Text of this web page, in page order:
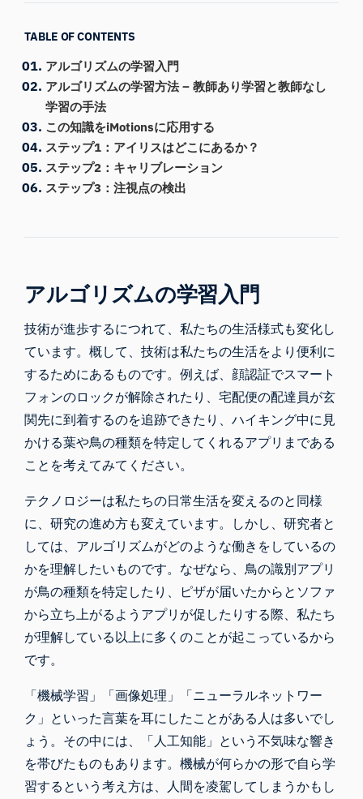
TABLE OF CONTENTS
アルゴリズムの学習入門
アルゴリズムの学習方法 – 教師あり学習と教師なし
学習の手法
この知識をiMotionsに応用する
ステップ1：アイリスはどこにあるか？
ステップ2：キャリブレーション
ステップ3：注視点の検出
アルゴリズムの学習入門
技術が進歩するにつれて、私たちの生活様式も変化し
ています。概して、技術は私たちの生活をより便利に
するためにあるものです。例えば、顔認証でスマート
フォンのロックが解除されたり、宅配便の配達員が玄
関先に到着するのを追跡できたり、ハイキング中に見
かける葉や鳥の種類を特定してくれるアプリまである
ことを考えてみてください。
テクノロジーは私たちの日常生活を変えるのと同様
に、研究の進め方も変えています。しかし、研究者と
しては、アルゴリズムがどのような働きをしているの
かを理解したいものです。なぜなら、鳥の識別アプリ
が鳥の種類を特定したり、ピザが届いたからとソファ
から立ち上がるようアプリが促したりする際、私たち
が理解している以上に多くのことが起こっているから
です。
「機械学習」「画像処理」「ニューラルネットワー
ク」といった言葉を耳にしたことがある人は多いでし
ょう。その中には、「人工知能」という不気味な響き
を帯びたものもあります。機械が何らかの形で自ら学
習するという考え方は、人間を凌駕してしまうかもし